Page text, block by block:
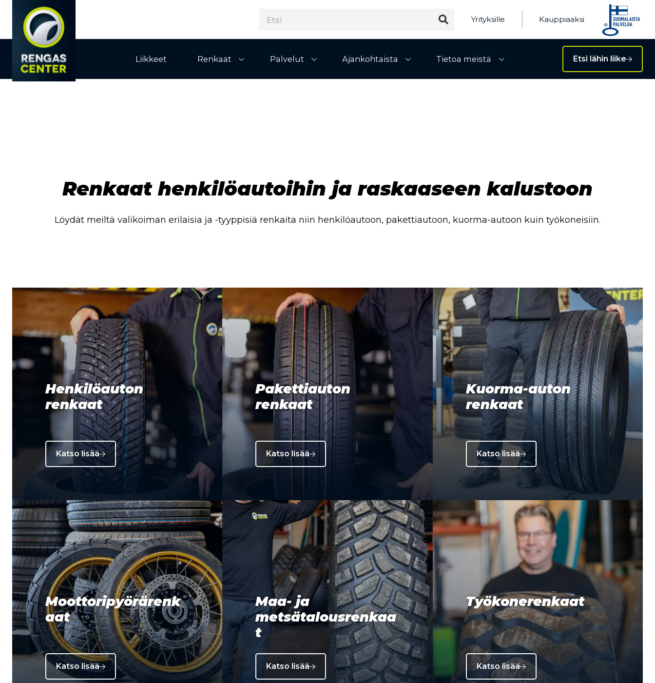
Yrityksille Kauppiaaksi
Liikkeet Renkaat
Avaa alivalikko
Palvelut
Avaa alivalikko
Ajankohtaista
Avaa alivalikko
Tietoa meistä Etsi lähin liike
Renkaat henkilöautoihin ja raskaaseen kalustoon
Löydät meiltä valikoiman erilaisia ja -tyyppisiä renkaita niin henkilöautoon, pakettiautoon, kuorma-autoon kuin työkoneisiin.
Henkilöauton
renkaat
Katso lisää
Pakettiauton
renkaat
Katso lisää
Kuorma-auton
renkaat
Katso lisää
Moottoripyörärenk
aat
Katso lisää
Maa- ja
metsätalousrenkaa
t
Katso lisää
Työkonerenkaat
Katso lisää